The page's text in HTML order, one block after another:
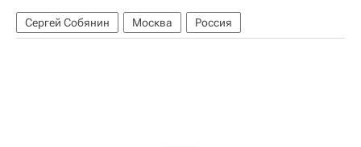
Сергей Собянин Москва Россия